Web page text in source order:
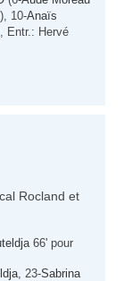
10-Anaïs
Entr.: Hervé
Rocland et
66' pour
, 23-Sabrina